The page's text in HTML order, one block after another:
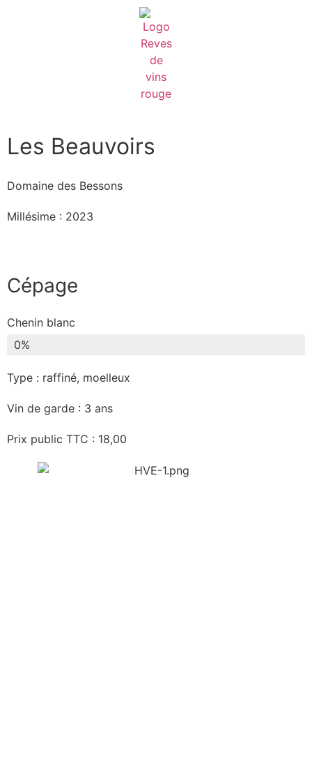
Les Beauvoirs
Domaine des Bessons
Millésime : 2023
Cépage
Chenin blanc
0%
Type : raffiné, moelleux
Vin de garde : 3 ans
Prix public TTC : 18,00